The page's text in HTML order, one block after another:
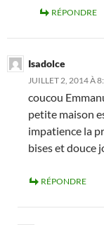
RÉPONDRE
Isadolce
JUILLET 2, 2014 À
coucou
petite maison
impatience la
bises et douce
RÉPONDRE